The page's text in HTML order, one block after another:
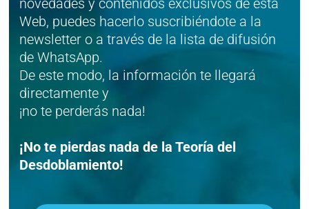
novedades y contenidos exclusivos de esta
Web, puedes hacerlo suscribiéndote a la
newsletter o a través de la lista de difusión
de WhatsApp.
De este modo, la información te llegará
directamente y
¡no te perderás nada!
¡No te pierdas nada de la Teoría del
Desdoblamiento!